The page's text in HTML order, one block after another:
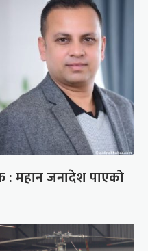
: महान जनादेश पाएको